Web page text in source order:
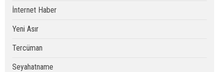
İnternet Haber
Yeni Asır
Tercüman
Seyahatname